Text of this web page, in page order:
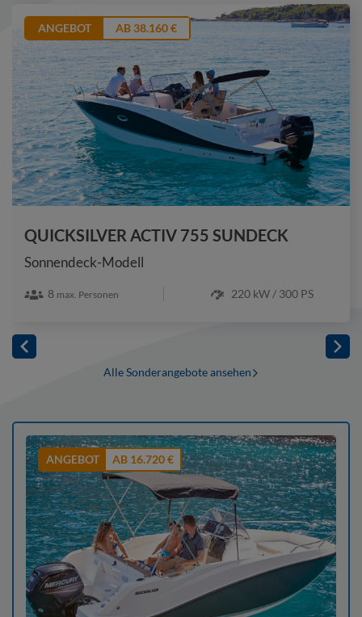
ANGEBOT AB 38.160 €
QUICKSILVER ACTIV 755 SUNDECK
Sonnendeck-Modell
8 max. Personen 220 kW / 300 PS
Alle Sonderangebote ansehen
ANGEBOT AB 16.720 €